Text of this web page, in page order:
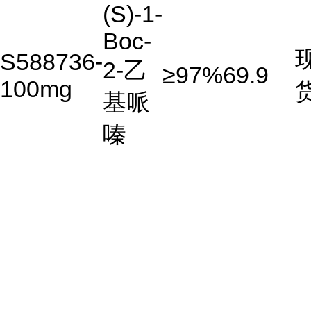
S588736-
100mg
(S)-1-
Boc-
2-乙
基哌
嗪
≥97%69.9